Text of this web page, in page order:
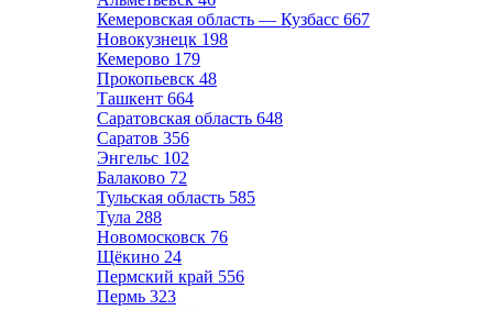
Кемеровская область — Кузбасс 667
Новокузнецк 198
Кемерово 179
Прокопьевск 48
Ташкент 664
Саратовская область 648
Саратов 356
Энгельс 102
Балаково 72
Тульская область 585
Тула 288
Новомосковск 76
Щёкино 24
Пермский край 556
Пермь 323